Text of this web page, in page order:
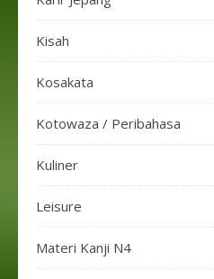
Kisah
Kosakata
Kotowaza / Peribahasa
Kuliner
Leisure
Materi Kanji N4